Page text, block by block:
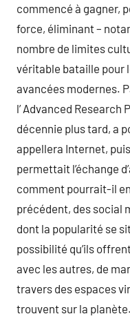
commencé à gagner,
force, éliminant –
nombre de limites
véritable bataille pour
avancées modernes.
l’ Advanced Research
décennie plus tard, a
appellera Internet,
permettait l’échange
comment pourrait-il
précédent, des social
dont la popularité se
possibilité qu’ils
avec les autres, de
travers des espaces
trouvent sur la planète.